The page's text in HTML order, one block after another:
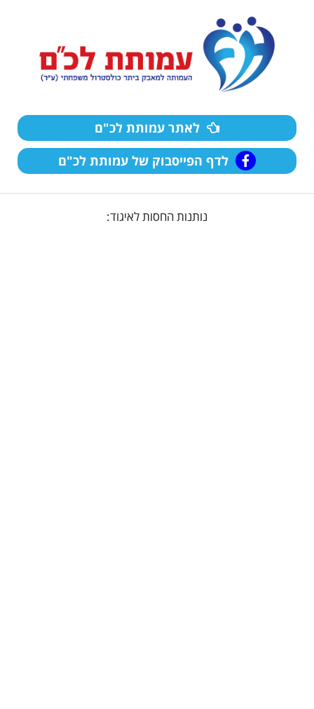
לאתר עמותת לכ"ם
לדף הפייסבוק של עמותת לכ"ם
נותנות החסות לאיגוד: